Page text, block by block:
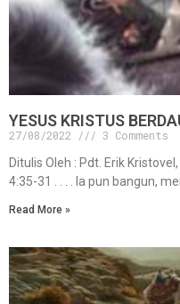
YESUS KRISTUS
27/08/2022
3 Comments
Ditulis Oleh : Pdt. Erik
4:35-31 . . . . Ia pun bangun,
Read More »